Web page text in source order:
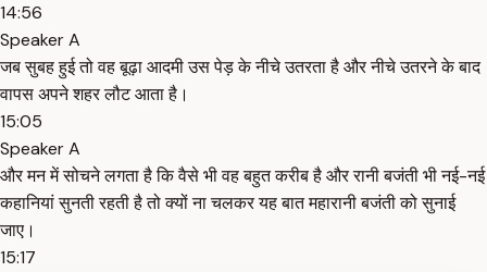
14:56
Speaker A
जब सुबह हुई तो वह बूढ़ा आदमी उस पेड़ के नीचे उतरता है और नीचे उतरने के बाद
वापस अपने शहर लौट आता है।
15:05
Speaker A
और मन में सोचने लगता है कि वैसे भी वह बहुत करीब है और रानी बजंती भी नई-नई
कहानियां सुनती रहती है तो क्यों ना चलकर यह बात महारानी बजंती को सुनाई
जाए।
15:17